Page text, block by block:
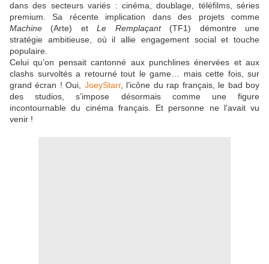
dans des secteurs variés : cinéma, doublage, téléfilms, séries
premium. Sa récente implication dans des projets comme
Machine (Arte) etLe Remplaçant(TF1) démontre une
stratégie ambitieuse, où il allie engagement social et touche
populaire.
Celui qu’on pensait cantonné aux punchlines énervées et aux
clashs survoltés a retourné tout le game… mais cette fois, sur
grand écran ! Oui, JoeyStarr, l’icône du rap français, le bad boy
des studios, s’impose désormais comme une figure
incontournable du cinéma français. Et personne ne l’avait vu
venir !